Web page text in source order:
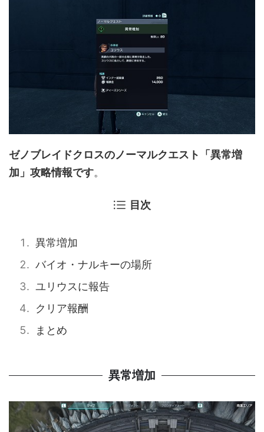
ゼノブレイドクロスのノーマルクエスト「異常増
加」攻略情報です。
目次
異常増加
バイオ・ナルキーの場所
ユリウスに報告
クリア報酬
まとめ
異常増加